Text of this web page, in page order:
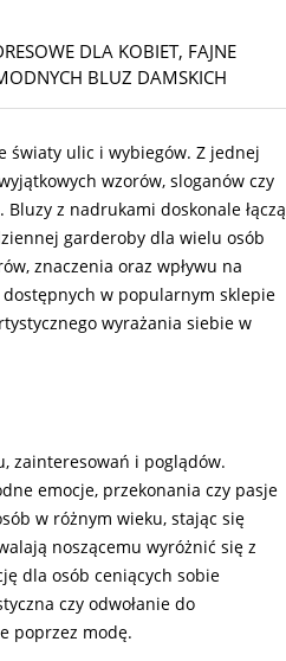
DLA KOBIET, FAJNE
BLUZ DAMSKICH
światy ulic i wybiegów. Z jednej
wzorów, sloganów czy
z nadrukami doskonale łączą
garderoby dla wielu osób
znaczenia oraz wpływu na
w popularnym sklepie
wyrażania siebie w
zainteresowań i poglądów.
emocje, przekonania czy pasje
w różnym wieku, stając się
noszącemu wyróżnić się z
dla osób ceniących sobie
czy odwołanie do
poprzez modę.